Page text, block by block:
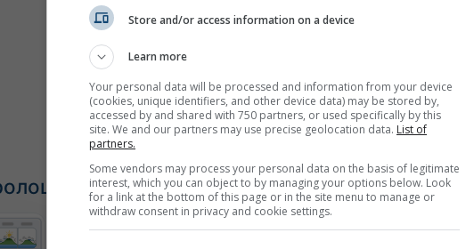
података
Store and/or access information on a device
Learn more
Your personal data will be processed and information from your device
(cookies, unique identifiers, and other device data) may be stored by,
accessed by and shared with 750 partners, or used specifically by this
site. We and our partners may use precise geolocation data. List of
partners.
Some vendors may process your personal data on the basis of legitimate
interest, which you can object to by managing your options below. Look
for a link at the bottom of this page or in the site menu to manage or
withdraw consent in privacy and cookie settings.